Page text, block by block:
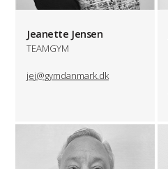
Jeanette Jensen
TEAMGYM
jej@gymdanmark.dk